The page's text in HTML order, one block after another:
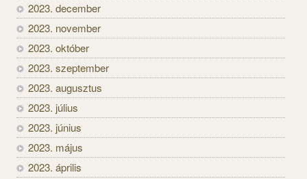
2023. december
2023. november
2023. október
2023. szeptember
2023. augusztus
2023. július
2023. június
2023. május
2023. április